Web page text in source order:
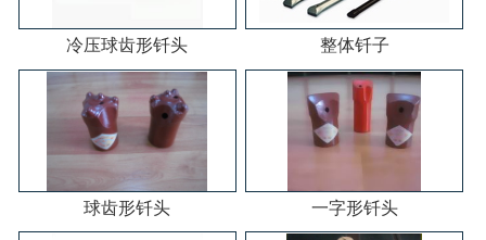
冷压球齿形钎头 整体钎子
球齿形钎头 一字形钎头